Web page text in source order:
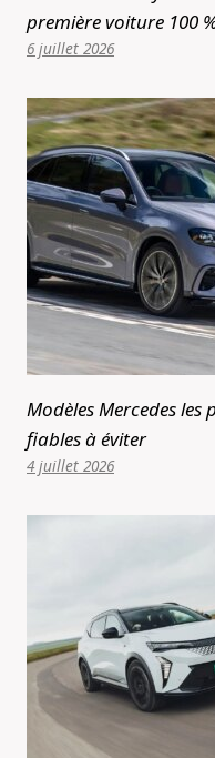
première voiture 100
6 juillet 2026
Modèles Mercedes les
fiables à éviter
4 juillet 2026